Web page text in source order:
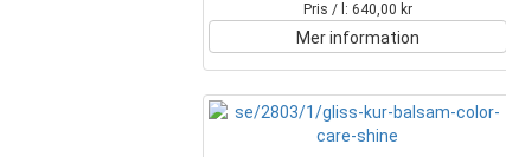
Pris / l: 640,00 kr
Mer information